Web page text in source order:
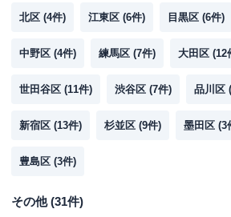
北区 (4件) 江東区 (6件) 目黒区 (6件)
中野区 (4件) 練馬区 (7件) 大田区 (12
世田谷区 (11件) 渋谷区 (7件) 品川区 (
新宿区 (13件) 杉並区 (9件) 墨田区 (3
豊島区 (3件)
その他(31件)